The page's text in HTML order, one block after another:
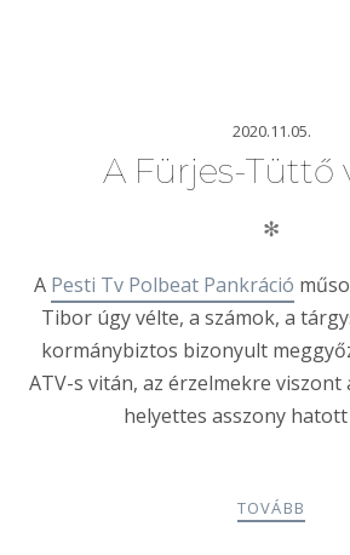
2020.11.05.
A Fürjes-Tüttő
✻
A Pesti Tv Polbeat Pankráció
Tibor úgy vélte, a számok, a
kormánybiztos bizonyult
ATV-s vitán, az érzelmekre
helyettes asszony
TOVÁBB